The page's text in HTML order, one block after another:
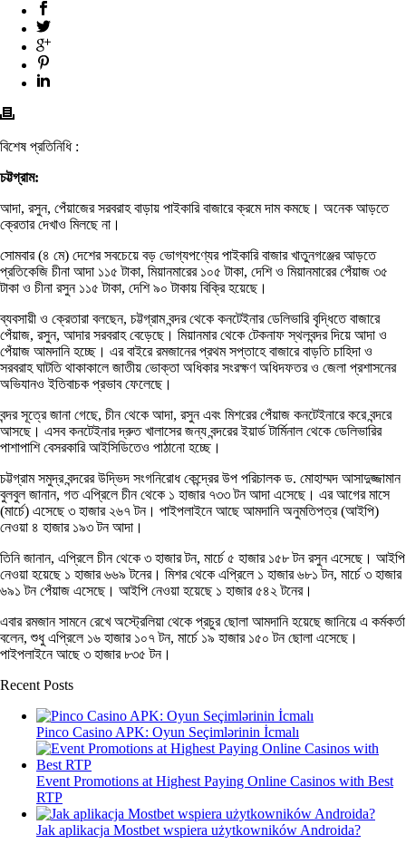
বিশেষ প্রতিনিধি :
চট্টগ্রাম:
আদা, রসুন, পেঁয়াজের সরবরাহ বাড়ায় পাইকারি বাজারে ক্রমে দাম কমছে। অনেক আড়তে
ক্রেতার দেখাও মিলছে না।
সোমবার (৪ মে) দেশের সবচেয়ে বড় ভোগ্যপণ্যের পাইকারি বাজার খাতুনগঞ্জের আড়তে
প্রতিকেজি চীনা আদা ১১৫ টাকা, মিয়ানমারের ১০৫ টাকা, দেশি ও মিয়ানমারের পেঁয়াজ ৩৫
টাকা ও চীনা রসুন ১১৫ টাকা, দেশি ৯০ টাকায় বিক্রি হয়েছে।
ব্যবসায়ী ও ক্রেতারা বলছেন, চট্টগ্রাম বন্দর থেকে কনটেইনার ডেলিভারি বৃদ্ধিতে বাজারে
পেঁয়াজ, রসুন, আদার সরবরাহ বেড়েছে। মিয়ানমার থেকে টেকনাফ স্থলবন্দর দিয়ে আদা ও
পেঁয়াজ আমদানি হচ্ছে। এর বাইরে রমজানের প্রথম সপ্তাহে বাজারে বাড়তি চাহিদা ও
সরবরাহ ঘাটতি থাকাকালে জাতীয় ভোক্তা অধিকার সংরক্ষণ অধিদফতর ও জেলা প্রশাসনের
অভিযানও ইতিবাচক প্রভাব ফেলেছে।
বন্দর সূত্রে জানা গেছে, চীন থেকে আদা, রসুন এবং মিশরের পেঁয়াজ কনটেইনারে করে বন্দরে
আসছে। এসব কনটেইনার দ্রুত খালাসের জন্য বন্দরের ইয়ার্ড টার্মিনাল থেকে ডেলিভারির
পাশাপাশি বেসরকারি আইসিডিতেও পাঠানো হচ্ছে।
চট্টগ্রাম সমুদ্র বন্দরের উদ্ভিদ সংগনিরোধ কেন্দ্রের উপ পরিচালক ড. মোহাম্মদ আসাদুজ্জামান
বুলবুল জানান, গত এপ্রিলে চীন থেকে ১ হাজার ৭৩৩ টন আদা এসেছে। এর আগের মাসে
(মার্চে) এসেছে ৩ হাজার ২৬৭ টন। পাইপলাইনে আছে আমদানি অনুমতিপত্র (আইপি)
নেওয়া ৪ হাজার ১৯৩ টন আদা।
তিনি জানান, এপ্রিলে চীন থেকে ৩ হাজার টন, মার্চে ৫ হাজার ১৫৮ টন রসুন এসেছে। আইপি
নেওয়া হয়েছে ১ হাজার ৬৬৯ টনের। মিশর থেকে এপ্রিলে ১ হাজার ৬৮১ টন, মার্চে ৩ হাজার
৬৯১ টন পেঁয়াজ এসেছে। আইপি নেওয়া হয়েছে ১ হাজার ৫৪২ টনের।
এবার রমজান সামনে রেখে অস্ট্রেলিয়া থেকে প্রচুর ছোলা আমদানি হয়েছে জানিয়ে এ কর্মকর্তা
বলেন, শুধু এপ্রিলে ১৬ হাজার ১০৭ টন, মার্চে ১৯ হাজার ১৫০ টন ছোলা এসেছে।
পাইপলাইনে আছে ৩ হাজার ৮৩৫ টন।
Recent Posts
Pinco Casino APK: Oyun Seçimlərinin İcmalı
Event Promotions at Highest Paying Online Casinos with Best
RTP
Jak aplikacja Mostbet wspiera użytkowników Androida?